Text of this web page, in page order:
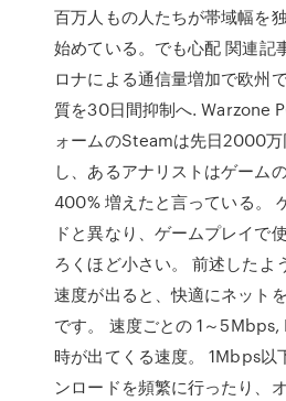
百万人もの人たちが帯域幅を
始めている。でも心配 関連記
ロナによる通信量増加で欧州
質を30日間抑制へ. Warzone
ォームのSteamは先日2000
し、あるアナリストはゲーム
400% 増えたと言っている。
ドと異なり、ゲームプレイで
ろくほど小さい。 前述したよ
速度が出ると、快適にネット
です。 速度ごとの 1～5Mbps,
時が出てくる速度。 1Mbps以
ンロードを頻繁に行ったり、